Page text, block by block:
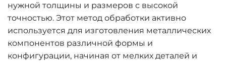
нужной толщины и размеров с высокой
точностью. Этот метод обработки активно
используется для изготовления металлических
компонентов различной формы и
конфигурации, начиная от мелких деталей и